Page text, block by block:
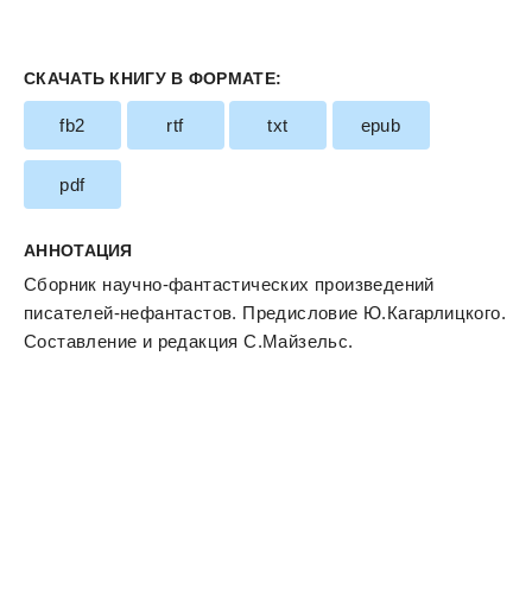
СКАЧАТЬ КНИГУ В ФОРМАТЕ:
fb2 rtf txt epub
pdf
АННОТАЦИЯ
Сборник научно-фантастических произведений
писателей-нефантастов. Предисловие Ю.Кагарлицкого.
Составление и редакция С.Майзельс.